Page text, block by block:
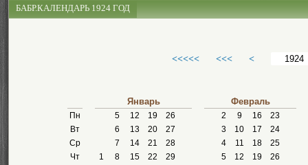
БАБР.КАЛЕНДАРЬ 1924 ГОД
<<<<< <<< <
Пн
Вт
Ср
Чт
Январь
5 12 19
26
6
13 20
27
7
14 21
28
1
8 15 22
29
Февраль
2 9 16
23
3
10 17
24
4
11 18
25
5
12 19
26